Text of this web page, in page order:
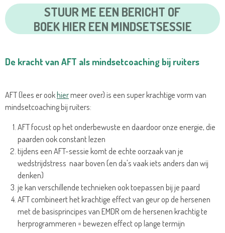
STUUR ME EEN BERICHT OF
BOEK HIER EEN MINDSETSESSIE
De kracht van AFT als mindsetcoaching bij ruiters
AFT (lees er ookhiermeer over) is een super krachtige vorm van
mindsetcoaching bij ruiters:
AFT focust op het onderbewuste en daardoor onze energie, die
paarden ook constant lezen
tijdens een AFT-sessie komt de echte oorzaak van je
wedstrijdstress naar boven (en da's vaak iets anders dan wij
denken)
je kan verschillende technieken ook toepassen bij je paard
AFT combineert het krachtige effect van geur op de hersenen
met de basisprincipes van EMDR om de hersenen krachtig te
herprogrammeren = bewezen effect op lange termijn